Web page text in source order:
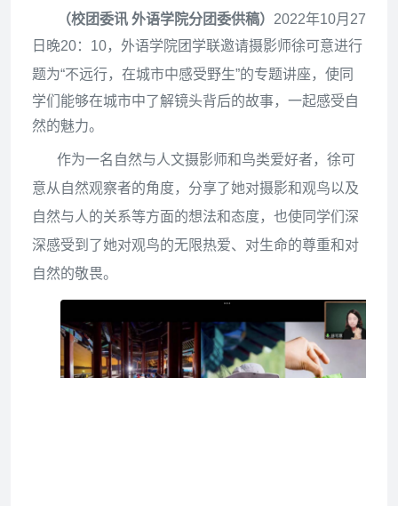
（校团委讯 外语学院分团委供稿） 2022年10月27
日晚20：10，外语学院团学联邀请摄影师徐可意进行
题为“不远行，在城市中感受野生”的专题讲座，使同
学们能够在城市中了解镜头背后的故事，一起感受自
然的魅力。
作为一名自然与人文摄影师和鸟类爱好者，徐可
意从自然观察者的角度，分享了她对摄影和观鸟以及
自然与人的关系等方面的想法和态度，也使同学们深
深感受到了她对观鸟的无限热爱、对生命的尊重和对
自然的敬畏。